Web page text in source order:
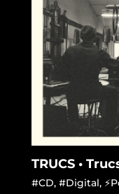
TRUCS •
#CD, #Digital,